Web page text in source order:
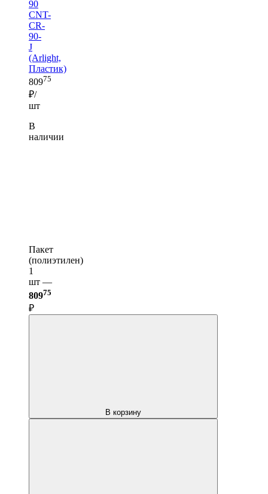
90
CNT-
CR-
90-
J
(Arlight,
Пластик)
80975
₽/
шт
В
наличии
Пакет
(полиэтилен)
1
шт —
80975
₽
В корзину